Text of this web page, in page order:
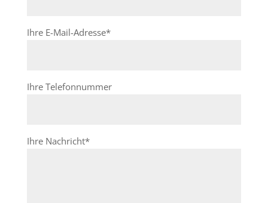
Ihre E-Mail-Adresse*
Ihre Telefonnummer
Ihre Nachricht*